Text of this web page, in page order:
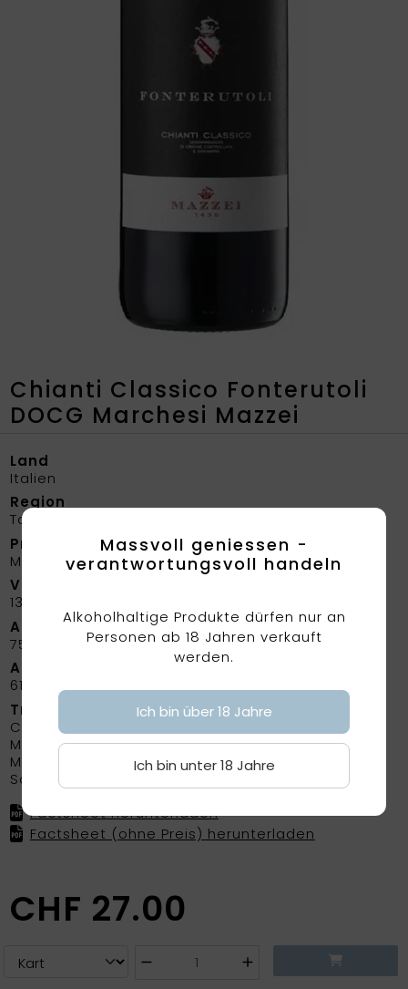
Chianti Classico Fonterutoli
DOCG Marchesi Mazzei
Land
Italien
Region
Toscana
Produzent
Marchesi Mazzei
Volumen
13.5%
Abfüllung
75 cl
Artikelnummer
6165
Traubensorten
Colorino
Malvasia
Merlot
Sangiovese
Factsheet herunterladen
Factsheet (ohne Preis) herunterladen
CHF 27.00
Massvoll geniessen -
verantwortungsvoll handeln
Alkoholhaltige Produkte dürfen nur an
Personen ab 18 Jahren verkauft
werden.
Ich bin über 18 Jahre
Ich bin unter 18 Jahre